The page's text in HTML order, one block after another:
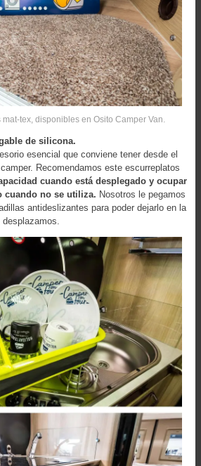
tex, disponibles en Osito Camper Van.
de silicona.
esencial que conviene tener desde el
Recomendamos este escurreplatos
cuando está desplegado y ocupar
cuando no se utiliza. Nosotros le pegamos
antideslizantes para poder dejarlo en la